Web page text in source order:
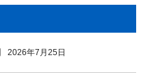
2026年7月25日